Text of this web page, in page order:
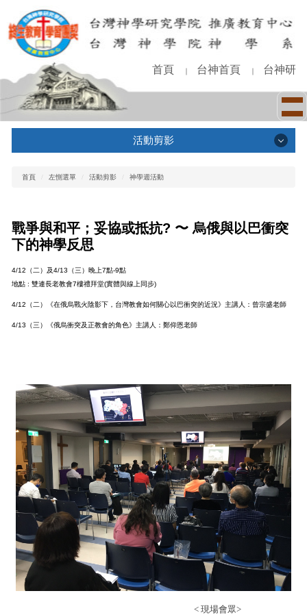
到
主
容
區
首頁 ｜ 台神首頁 ｜ 台神研
活動剪影
師生大禮拜
神學系禮拜
神學週活動
其他活動
首頁 左惻選單 活動剪影 神學週活動
戰爭與和平；妥協或抵抗? 〜 烏俄與以巴衝突
下的神學反思
4/12（二）及4/13（三）晚上7點-9點
地點 : 雙連長老教會7樓禮拜堂(實體與線上同步)
4/12（二）《在俄烏戰火陰影下，台灣教會如何關心以巴衝突的近況》主講人：曾宗盛老師
4/13（三）《俄烏衝突及正教會的角色》主講人：鄭仰恩老師
< 現場會眾>